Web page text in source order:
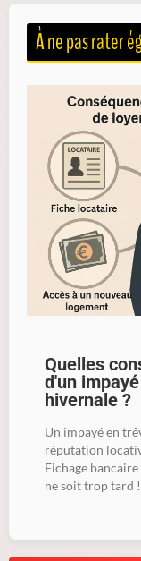
À ne pas rater
Quelles
d'un
hivernale ?
Un impayé en
réputation
Fichage
ne soit trop tard !